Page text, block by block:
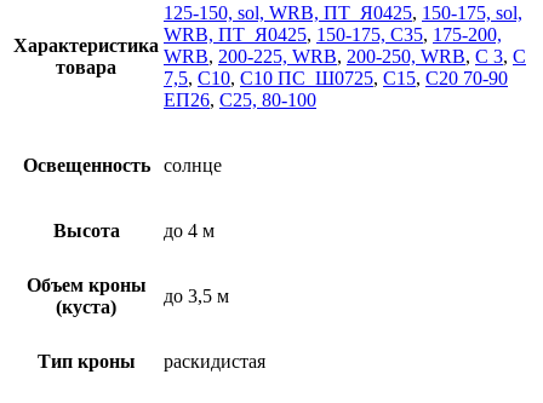
Характеристика
товара
125-150, sol, WRB, ПТ_Я0425, 150-175, sol,
WRB, ПТ_Я0425, 150-175, С35, 175-200,
WRB, 200-225, WRB, 200-250, WRB, С 3, С
7,5, С10, С10 ПС_Ш0725, С15, С20 70-90
ЕП26, С25, 80-100
Освещенность солнце
Высота до 4 м
Объем кроны
(куста)
до 3,5 м
Тип кроны раскидистая